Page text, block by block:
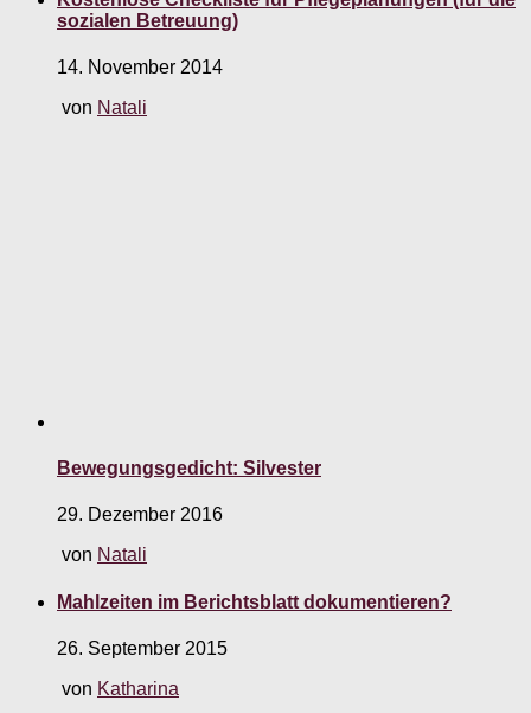
sozialen Betreuung)
14. November 2014
von Natali
Bewegungsgedicht: Silvester
29. Dezember 2016
von Natali
Mahlzeiten im Berichtsblatt dokumentieren?
26. September 2015
von Katharina